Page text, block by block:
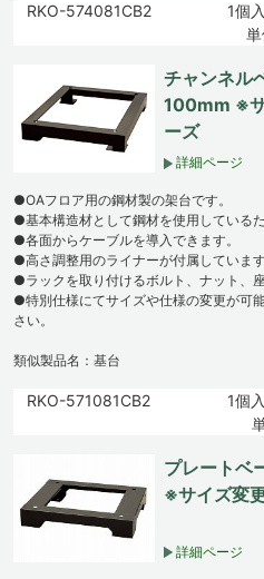
RKO-574081CB2
1個
チャンネル
100mm ※サ
ーズ
詳細ページ
●OAフロア用の鋼材製の架台です。
●基本構造材として鋼材を使用している
●各面からケーブルを導入できます。
●高さ調整用のライナーが付属しています
●ラックを取り付けるボルト、ナット、
●特別仕様にてサイズや仕様の変更が可
さい。
類似製品名：基台
RKO-571081CB2
1個
プレートベ
※サイズ変
詳細ページ